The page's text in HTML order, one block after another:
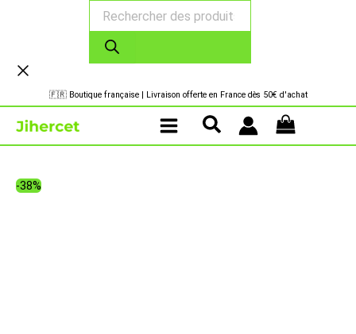
produits
🇫🇷 Boutique française | Livraison offerte en France dès 50€ d'achat
-38%